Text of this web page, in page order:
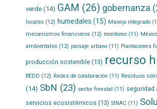
verde(14) GAM (26) gobernanza
locales(12) humedales (15) Manejo integrado
mecanismos financieros(12) monitoreo(11) México
ambientales(12) paisaje urbano(11) Plantaciones
producción sostenible(13) recurso
REDD (12) Redes de colaboración (11) Residuos
(14) SbN (23) sector forestal (11) seguridad
servicios ecosistémicos (13) SINAC(11)